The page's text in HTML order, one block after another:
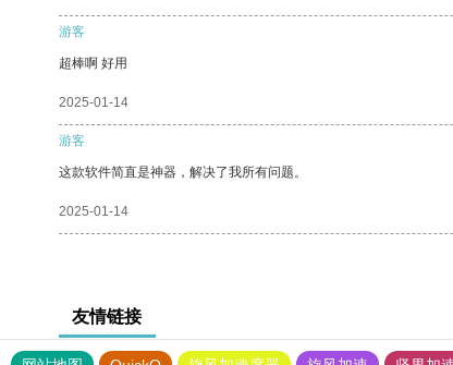
游客
超棒啊 好用
2025-01-14
游客
这款软件简直是神器，解决了我所有问题。
2025-01-14
友情链接